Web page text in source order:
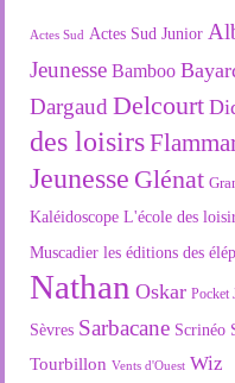
Actes Sud Actes Sud Junior
Jeunesse Bamboo
Dargaud Delcourt
des loisirs
Jeunesse Glénat
Kaléidoscope L'école des
Muscadier les éditions des
Nathan Oskar Pocket
Sèvres Sarbacane Scrinéo
Tourbillon Vents d'Ouest Wiz